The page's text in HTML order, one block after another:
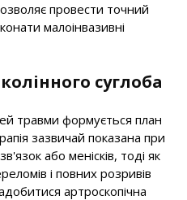
провести точний
малоінвазивні
суглоба
травми формується план
зазвичай показана при
або менісків, тоді як
і повних розривів
артроскопічна